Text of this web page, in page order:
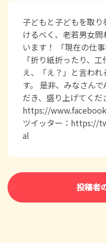
子どもと子どもを取
けるべく、老若男女
います！ 「現在の仕
「折り紙折ったり、
え、「え？」と言わ
す。 是非、みなさん
だき、盛り上げてく
https://
ツイッター：https://
al
投稿者